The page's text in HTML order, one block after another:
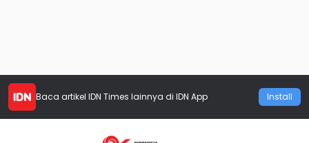
Baca artikel IDN Times lainnya di IDN App Install